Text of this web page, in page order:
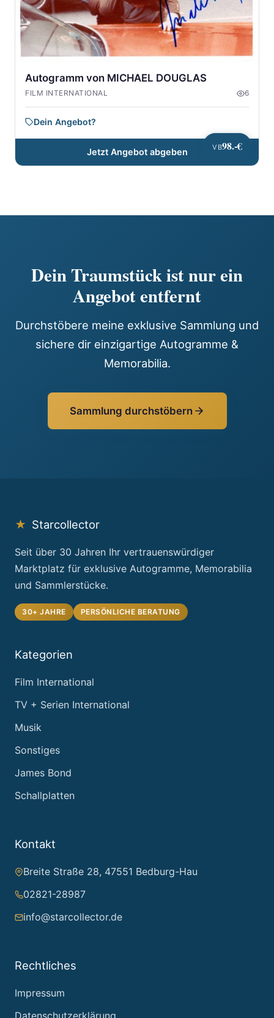
VB98.-€
Autogramm von MICHAEL DOUGLAS
FILM INTERNATIONAL 6
Dein Angebot?
Jetzt Angebot abgeben
Dein Traumstück ist nur ein
Angebot entfernt
Durchstöbere meine exklusive Sammlung und
sichere dir einzigartige Autogramme &
Memorabilia.
Sammlung durchstöbern
★ Starcollector
Seit über 30 Jahren Ihr vertrauenswürdiger
Marktplatz für exklusive Autogramme, Memorabilia
und Sammlerstücke.
30+ JAHRE PERSÖNLICHE BERATUNG
Kategorien
Film International
TV + Serien International
Musik
Sonstiges
James Bond
Schallplatten
Kontakt
Breite Straße 28, 47551 Bedburg-Hau
02821-28987
info@starcollector.de
Rechtliches
Impressum